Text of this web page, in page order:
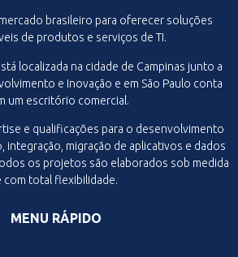
brasileiro para oferecer soluções
de produtos e serviços de TI.
localizada na cidade de Campinas junto a
e Inovação e em São Paulo conta
um escritório comercial.
e qualificações para o desenvolvimento
integração, migração de aplicativos e dados
os projetos são elaborados sob medida
com total flexibilidade.
MENU RÁPIDO